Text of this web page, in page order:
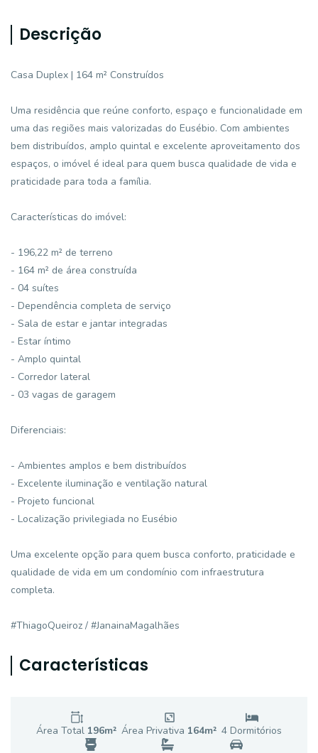
Descrição
Casa Duplex | 164 m² Construídos
Uma residência que reúne conforto, espaço e funcionalidade em
uma das regiões mais valorizadas do Eusébio. Com ambientes
bem distribuídos, amplo quintal e excelente aproveitamento dos
espaços, o imóvel é ideal para quem busca qualidade de vida e
praticidade para toda a família.
Características do imóvel:
- 196,22 m² de terreno
- 164 m² de área construída
- 04 suítes
- Dependência completa de serviço
- Sala de estar e jantar integradas
- Estar íntimo
- Amplo quintal
- Corredor lateral
- 03 vagas de garagem
Diferenciais:
- Ambientes amplos e bem distribuídos
- Excelente iluminação e ventilação natural
- Projeto funcional
- Localização privilegiada no Eusébio
Uma excelente opção para quem busca conforto, praticidade e
qualidade de vida em um condomínio com infraestrutura
completa.
#ThiagoQueiroz / #JanainaMagalhães
Características
Área Total 196m² Área Privativa 164m² 4 Dormitórios